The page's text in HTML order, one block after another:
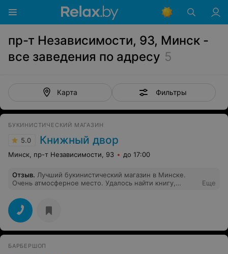
пр-т Независимости, 93, Минск -
все заведения по адресу 5
Карта Фильтры
БУКИНИСТИЧЕСКИЙ МАГАЗИН
5.0 Книжный двор
Минск, пр-т Независимости, 93 до 17:00
Отзыв. Лучший букинистический магазин в Минске.
Очень атмосферное место. Удалось найти книгу,
низким ценам. Порадовали акции и возможность
приобрести сертификат.
Еще
БАРБЕРШОП